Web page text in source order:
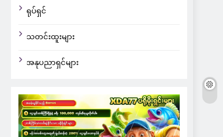
ရုပ်ရှင်
သတင်းထူးများ
အနုပညာရှင်များ